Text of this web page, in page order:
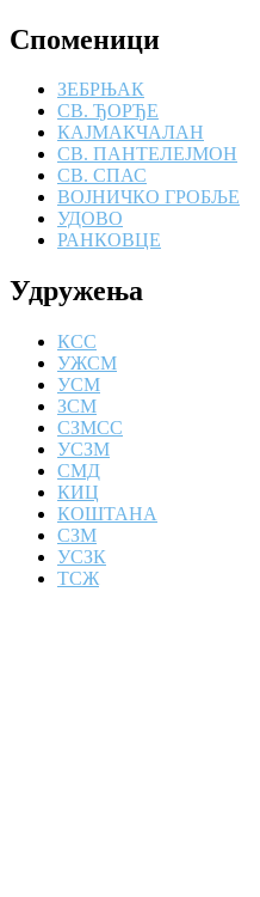
Споменици
ЗЕБРЊАК
СВ. ЂОРЂЕ
КАЈМАКЧАЛАН
СВ. ПАНТЕЛЕЈМОН
СВ. СПАС
ВОЈНИЧКО ГРОБЉЕ
УДОВО
РАНКОВЦЕ
Удружења
КСС
УЖСМ
УСМ
ЗСМ
СЗМСС
УСЗМ
СМД
КИЦ
КОШТАНА
СЗМ
УСЗК
ТСЖ